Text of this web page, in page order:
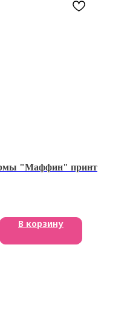
"Маффин" принт
В корзину